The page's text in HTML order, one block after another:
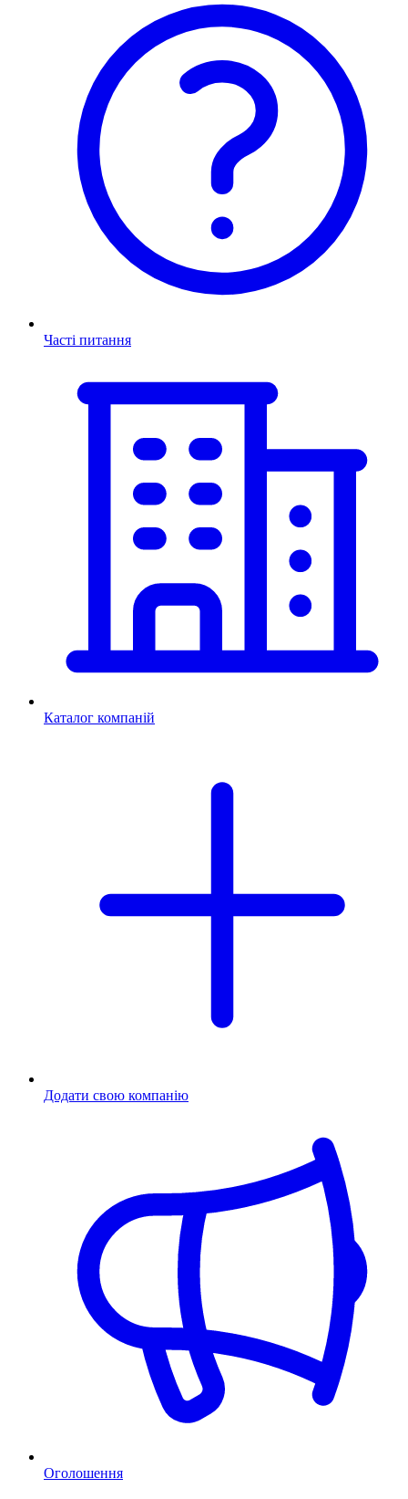
Часті питання
Каталог компаній
Додати свою компанію
Оголошення